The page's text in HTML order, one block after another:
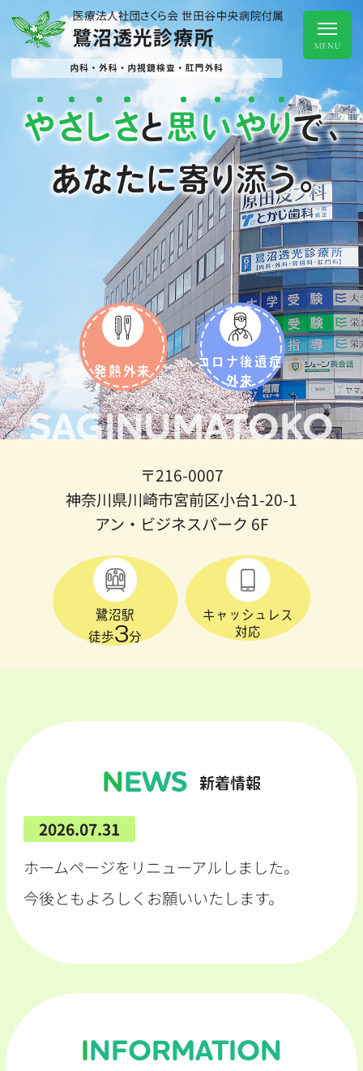
やさ しさと思いやりで、
あなたに寄り添う。
SAGINUMATOKO
発熱外来
コロナ後遺症
外来
〒216-0007
神奈川県川崎市宮前区小台1-20-1
アン・ビジネスパーク 6F
鷺沼駅
徒歩3分
キャッシュレス
対応
NEWS 新着情報
2026.07.31
ホームページをリニューアルしました。
今後ともよろしくお願いいたします。
INFORMATION